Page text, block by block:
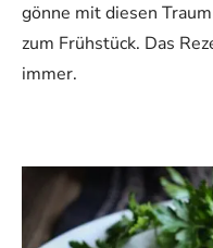
gönne mit diesen
zum Frühstück. Das
immer.